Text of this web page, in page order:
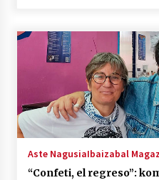
Aste NagusiaIbaizabal
“Confeti, el regreso”: